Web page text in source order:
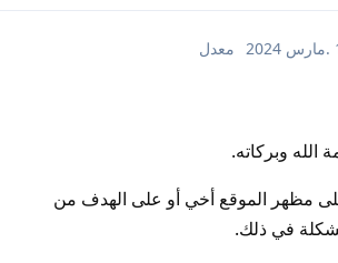
معدل
الله وبركاته.
على مظهر الموقع أخي أو على الهدف من
في ذلك.